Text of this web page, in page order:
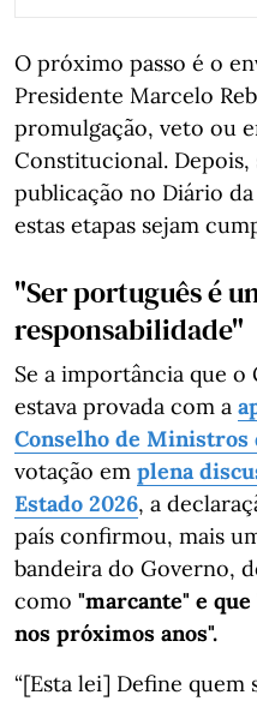
O próximo passo é o
Presidente Marcelo
promulgação, veto ou
Constitucional. Depois,
publicação no Diário da
estas etapas sejam
"Ser português é
responsabilidade"
Se a importância que o
estava provada com a
Conselho de
votação em plena
Estado 2026, a
país confirmou, mais
bandeira do Governo,
como "marcante" e
nos próximos anos".
“[Esta lei] Define quem